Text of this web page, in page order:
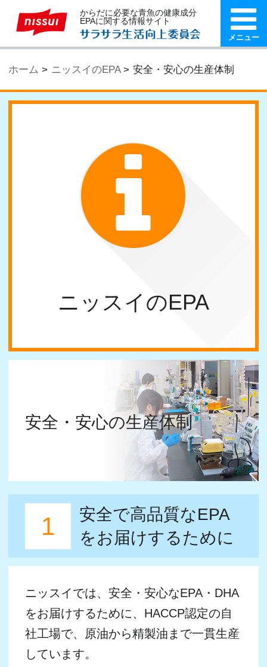
からだに必要な青魚の健康成分
EPAに関する情報サイト
メニュー
ホーム ニッスイのEPA 安全・安心の生産体制
ニッスイのEPA
安全・安心の生産体制
安全で高品質なEPA
をお届けするために
ニッスイでは、安全・安心なEPA・DHA
をお届けするために、HACCP認定の自
社工場で、原油から精製油まで一貫生産
含まれるダイオキシンを水道水の基準濃
度以下にまで除去。さらに、高度脱臭脱
味技術で魚の青臭さを除去しています。
こうして生産されたEPA・DHAは、医薬
ルクなど、幅広い分野の商品で利用され
ています。